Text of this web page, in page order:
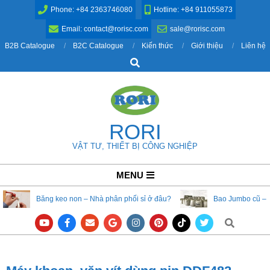
Phone: +84 2363746080 Hotline: +84 911055873
Email: contact@rorisc.com
sale@rorisc.com
B2B Catalogue
B2C Catalogue Kiến thức Giới thiệu
Liên hệ
Search
RORI
VẬT TƯ, THIẾT BỊ CÔNG NGHIỆP
Navigation
Menu
MENU
Băng keo non – Nhà phân phối sỉ ở đâu? Bao Jumbo cũ –
Search